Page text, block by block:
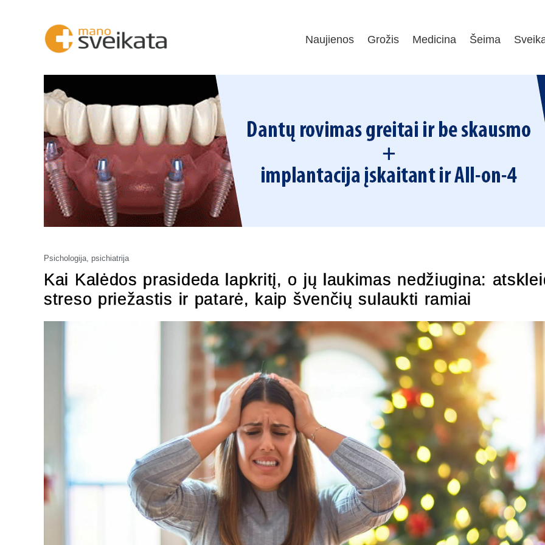
Naujienos Grožis Medicina Šeima
Psichologija, psichiatrija
Kai Kalėdos prasideda lapkritį, o jų laukimas nedžiugina:
streso priežastis ir patarė, kaip švenčių sulaukti ramiai